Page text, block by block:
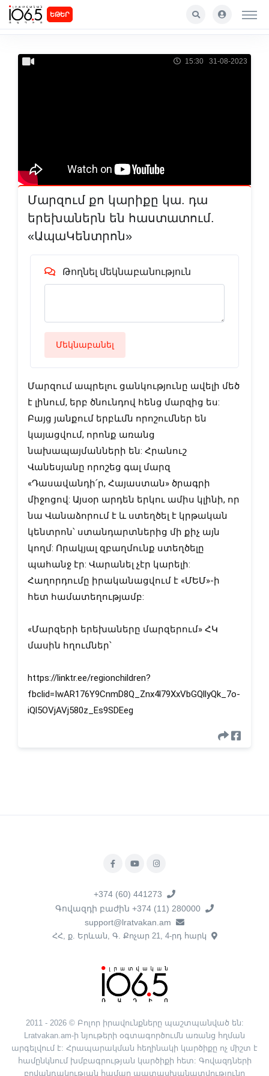
ԵԹԵՐ
15:30 31-08-2023
Մարզում քո կարիքը կա. դա
երեխաներն են հաստատում.
«ԱպաԿենտրոն»
Թողնել մեկնաբանություն
Մեկնաբանել
Մարզում ապրելու ցանկությունը ավելի մեծ
է լինում, երբ ծնունդով հենց մարզից ես:
Բայց յանքում երբևմն որոշումներ են
կայացվում, որոնք առանց
նախապայմանների են: Հրանուշ
Վանեսյանը որոշեց գալ մարզ
«Դասավանդի՛ր, Հայաստան» ծրագրի
միջոցով: Այսօր արդեն երկու ամիս կլինի, որ
նա Վանաձորում է և ստեղծել է կրթական
կենտրոն՝ ստանդարտներից մի քիչ այն
կողմ: Որակյալ զբաղմունք ստեղծելը
պահանջ էր: Վարանել չէր կարելի:
Հաղորդումը իրականացվում է «ՄԵՄ»-ի
հետ համատեղությամբ:
«Մարզերի երեխաները մարզերում» ՀԿ
մասին հղումներ՝
https://linktr.ee/regionchildren?
fbclid=IwAR176Y9CnmD8Q_Znx4l79XxVbGQllyQk_7o-
iQl5OVjAVj580z_Es9SDEeg
+374 (60) 441273
Գովազդի բաժին +374 (11) 280000
support@lratvakan.am
ՀՀ, ք. Երևան, Գ. Քոչար 21, 4-րդ հարկ
2011 - 2026 © Բոլոր իրավունքները պաշտպանված են:
Lratvakan.am-ի նյութերի օգտագործումն առանց հղման
արգելվում է: Հրապարակման հեղինակի կարծիքը ոչ միշտ է
համընկնում խմբագրության կարծիքի հետ: Գովազդների
բովանդակության համար պատասխանատվությունը